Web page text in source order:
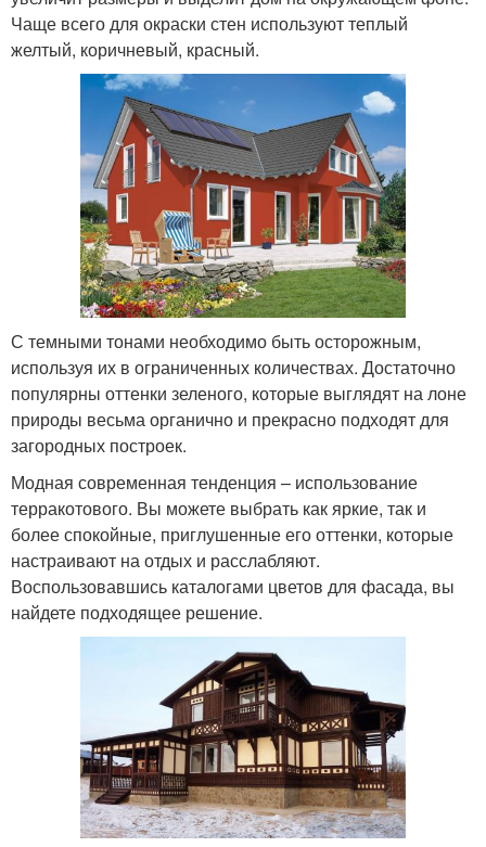
Чаще всего для окраски стен используют теплый
желтый, коричневый, красный.
С темными тонами необходимо быть осторожным,
используя их в ограниченных количествах. Достаточно
популярны оттенки зеленого, которые выглядят на лоне
природы весьма органично и прекрасно подходят для
загородных построек.
Модная современная тенденция – использование
терракотового. Вы можете выбрать как яркие, так и
более спокойные, приглушенные его оттенки, которые
настраивают на отдых и расслабляют.
Воспользовавшись каталогами цветов для фасада, вы
найдете подходящее решение.